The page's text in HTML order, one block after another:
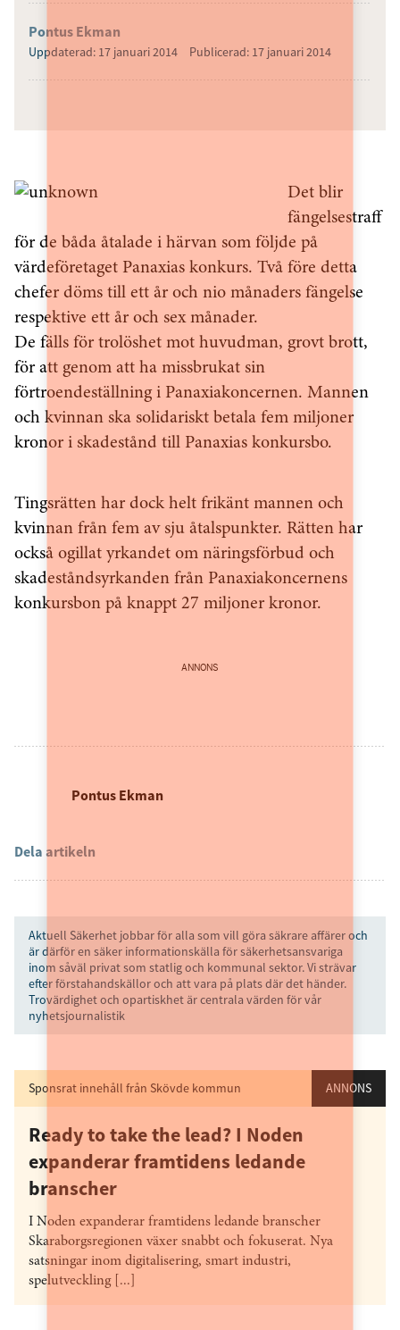
Pontus Ekman
Uppdaterad: 17 januari 2014 Publicerad: 17 januari 2014
Det blir
fängelsestraff
för de båda åtalade i härvan som följde på
värdeföretaget Panaxias konkurs. Två före detta
chefer döms till ett år och nio månaders fängelse
respektive ett år och sex månader.
De fälls för trolöshet mot huvudman, grovt brott,
för att genom att ha missbrukat sin
förtroendeställning i Panaxiakoncernen. Mannen
och kvinnan ska solidariskt betala fem miljoner
kronor i skadestånd till Panaxias konkursbo.
Tingsrätten har dock helt frikänt mannen och
kvinnan från fem av sju åtalspunkter. Rätten har
också ogillat yrkandet om näringsförbud och
skadeståndsyrkanden från Panaxiakoncernens
konkursbon på knappt 27 miljoner kronor.
ANNONS
Pontus Ekman
Dela artikeln
Aktuell Säkerhet jobbar för alla som vill göra säkrare affärer och
är därför en säker informationskälla för säkerhetsansvariga
inom såväl privat som statlig och kommunal sektor. Vi strävar
efter förstahandskällor och att vara på plats där det händer.
Trovärdighet och opartiskhet är centrala värden för vår
nyhetsjournalistik
Sponsrat innehåll från Skövde kommun ANNONS
Ready to take the lead? I Noden
expanderar framtidens ledande
branscher
I Noden expanderar framtidens ledande branscher
Skaraborgsregionen växer snabbt och fokuserat. Nya
satsningar inom digitalisering, smart industri,
spelutveckling [...]